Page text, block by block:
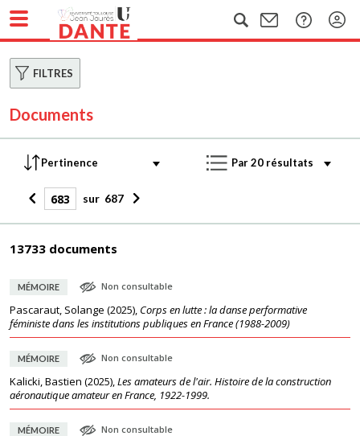
FILTRES
Documents
sur 687
13733 documents
MÉMOIRE Non consultable
Pascaraut, Solange (2025), Corps en lutte : la danse performative
féministe dans les institutions publiques en France (1988-2009)
MÉMOIRE Non consultable
Kalicki, Bastien (2025),Les amateurs de l'air. Histoire de la construction
aéronautique amateur en France, 1922-1999.
MÉMOIRE Non consultable